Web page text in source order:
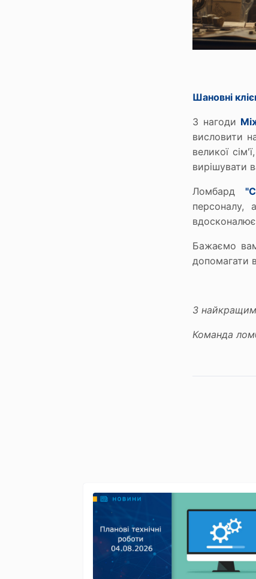
На що можна витратити бонуси
Шановні
З нагоди
висловити
великої
вирішувати
Ломбард
персоналу,
Бажаємо вам
допомагати
З
Команда